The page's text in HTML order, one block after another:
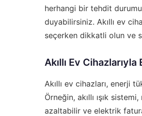
herhangi bir tehdit
duyabilirsiniz. Akıllı ev
seçerken dikkatli olun ve
Akıllı Ev
Akıllı ev cihazları, enerji
Örneğin, akıllı ışık
azaltabilir ve elektrik